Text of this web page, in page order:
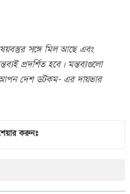
সঙ্গে মিল আছে এবং
প্রদর্শিত হবে। মন্তব্যগুলো
দেশ ডটকম- এর দায়ভার
করুনঃ